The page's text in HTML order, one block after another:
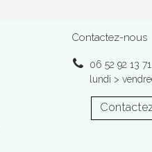
Contactez-nous
06 52 92 13 71
lundi >